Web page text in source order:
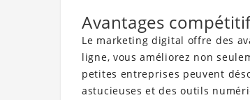
Avantages
Le marketing digital offre des
ligne, vous améliorez non
petites entreprises peuvent
astucieuses et des outils